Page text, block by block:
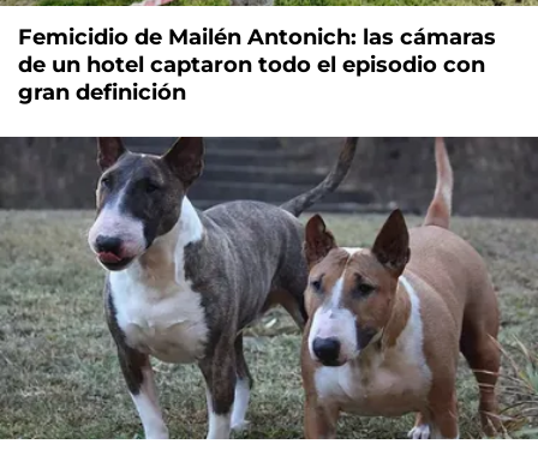
Femicidio de Mailén Antonich: las cámaras
de un hotel captaron todo el episodio con
gran definición